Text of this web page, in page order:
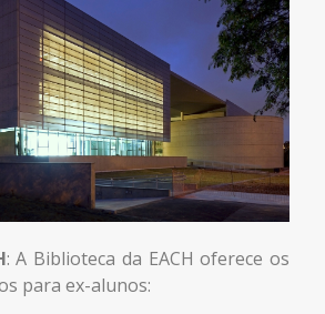
: A Biblioteca da EACH oferece os
para ex-alunos: